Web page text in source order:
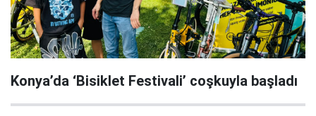
Konya’da ‘Bisiklet Festivali’ coşkuyla başladı